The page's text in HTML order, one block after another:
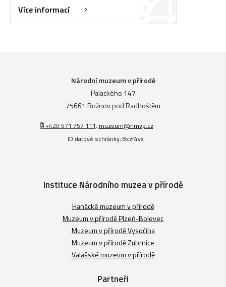
Více informací
Národní muzeum v přírodě
Palackého 147
75661 Rožnov pod Radhoštěm
+420 571 757 111, muzeum@nmvp.cz
ID datové schránky: 8xzf4vx
Instituce Národního muzea v přírodě
Hanácké muzeum v přírodě
Muzeum v přírodě Plzeň-Bolevec
Muzeum v přírodě Vysočina
Muzeum v přírodě Zubrnice
Valašské muzeum v přírodě
Partneři